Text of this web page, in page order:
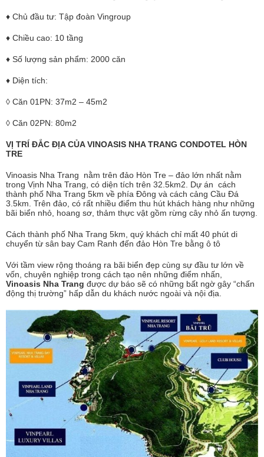
♦ Chủ đầu tư: Tập đoàn Vingroup
♦ Chiều cao: 10 tầng
♦ Số lượng sản phẩm: 2000 căn
♦ Diện tích:
◊ Căn 01PN: 37m2 – 45m2
◊ Căn 02PN: 80m2
VỊ TRÍ ĐẮC ĐỊA CỦA VINOASIS NHA TRANG CONDOTEL HÒN
TRE
Vinoasis Nha Trang nằm trên đảo Hòn Tre – đảo lớn nhất nằm
trong Vịnh Nha Trang, có diện tích trên 32.5km2. Dự án cách
thành phố Nha Trang 5km về phía Đông và cách cảng Cầu Đá
3.5km. Trên đảo, có rất nhiều điểm thu hút khách hàng như những
bãi biển nhỏ, hoang sơ, thảm thực vật gồm rừng cây nhỏ ấn tượng.
Cách thành phố Nha Trang 5km, quý khách chỉ mất 40 phút di
chuyển từ sân bay Cam Ranh đến đảo Hòn Tre bằng ô tô
Với tầm view rộng thoáng ra bãi biển đẹp cùng sự đầu tư lớn về
vốn, chuyên nghiệp trong cách tạo nên những điểm nhấn,
Vinoasis Nha Trang được dự báo sẽ có những bất ngờ gây “chấn
động thị trường” hấp dẫn du khách nước ngoài và nội địa.